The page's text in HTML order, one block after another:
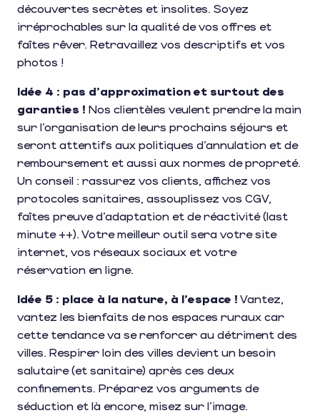
découvertes secrètes et insolites. Soyez
irréprochables sur la qualité de vos offres et
faîtes rêver. Retravaillez vos descriptifs et vos
photos !
Idée 4 : pas d’approximation et surtout des
garanties ! Nos clientèles veulent prendre la main
sur l’organisation de leurs prochains séjours et
seront attentifs aux politiques d’annulation et de
remboursement et aussi aux normes de propreté.
Un conseil : rassurez vos clients, affichez vos
protocoles sanitaires, assouplissez vos CGV,
faîtes preuve d’adaptation et de réactivité (last
minute ++). Votre meilleur outil sera votre site
internet, vos réseaux sociaux et votre
réservation en ligne.
Idée 5 : place à la nature, à l’espace ! Vantez,
vantez les bienfaits de nos espaces ruraux car
cette tendance va se renforcer au détriment des
villes. Respirer loin des villes devient un besoin
salutaire (et sanitaire) après ces deux
confinements. Préparez vos arguments de
séduction et là encore, misez sur l’image.